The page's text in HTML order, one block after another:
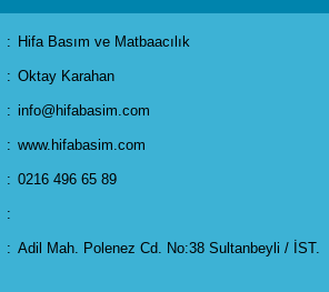
: Hifa Basım ve Matbaacılık
: Oktay Karahan
: info@hifabasim.com
: www.hifabasim.com
: 0216 496 65 89
:
: Adil Mah. Polenez Cd. No:38 Sultanbeyli / İST.